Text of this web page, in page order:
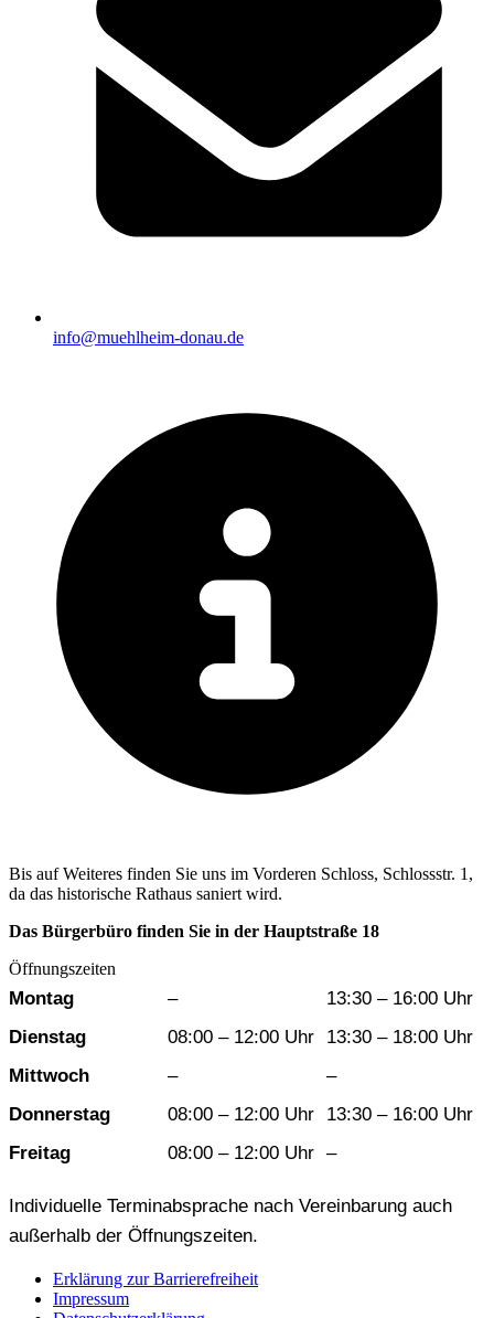
info@muehlheim-donau.de
Bis auf Weiteres finden Sie uns im Vorderen Schloss, Schlossstr. 1,
da das historische Rathaus saniert wird.
Das Bürgerbüro finden Sie in der Hauptstraße 18
Öffnungszeiten
Wochentag Vormittag
Montag –
13:30 – 16:00 Uhr
Dienstag
08:00 – 12:00 Uhr
13:30 – 18:00 Uhr
Mittwoch
–
–
Donnerstag
08:00 – 12:00 Uhr
13:30 – 16:00 Uhr
Freitag
08:00 – 12:00 Uhr –
Individuelle Terminabsprache nach Vereinbarung auch
außerhalb der Öffnungszeiten.
Erklärung zur Barrierefreiheit
Impressum